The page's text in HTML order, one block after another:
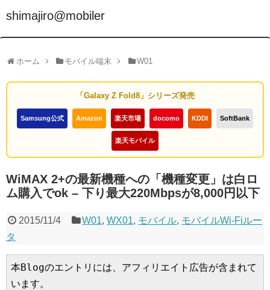
shimajiro@mobiler
ホーム モバイル端末 W01
「Galaxy Z Fold8」シリーズ発売
Samsung公式 Amazon 楽天市場 docomo KDDI SoftBank
楽天モバイル
WiMAX 2+の最新機種への「機種変更」は白ロ
ム購入でok – 下り最大220Mbpsが8,000円以下
2015/11/4 W01,WX01, モバイル, モバイルWi-Fiルー
タ
本Blogのエントリには、アフィリエイト広告が含まれて
います。